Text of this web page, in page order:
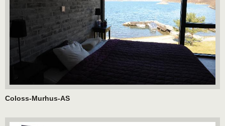
Coloss-Murhus-AS